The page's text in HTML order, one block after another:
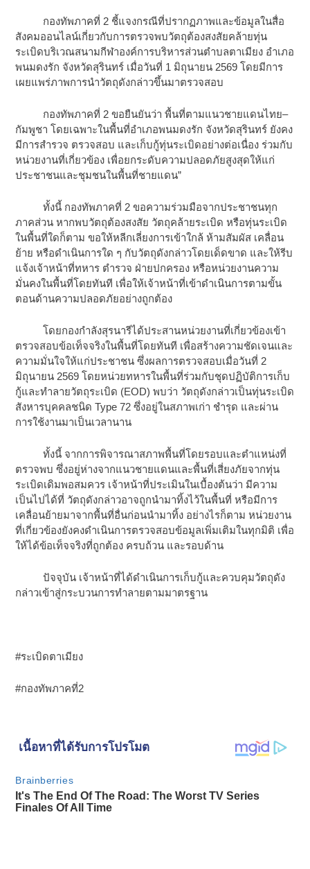
กองทัพภาคที่ 2 ชี้แจงกรณีที่ปรากฏภาพและข้อมูลในสื่อ
สังคมออนไลน์เกี่ยวกับการตรวจพบวัตถุต้องสงสัยคล้ายทุ่น
ระเบิดบริเวณสนามกีฬาองค์การบริหารส่วนตำบลตาเมียง อำเภอ
พนมดงรัก จังหวัดสุรินทร์ เมื่อวันที่ 1 มิถุนายน 2569 โดยมีการ
เผยแพร่ภาพการนำวัตถุดังกล่าวขึ้นมาตรวจสอบ
กองทัพภาคที่ 2 ขอยืนยันว่า พื้นที่ตามแนวชายแดนไทย–
กัมพูชา โดยเฉพาะในพื้นที่อำเภอพนมดงรัก จังหวัดสุรินทร์ ยังคง
มีการสำรวจ ตรวจสอบ และเก็บกู้ทุ่นระเบิดอย่างต่อเนื่อง ร่วมกับ
หน่วยงานที่เกี่ยวข้อง เพื่อยกระดับความปลอดภัยสูงสุดให้แก่
ประชาชนและชุมชนในพื้นที่ชายแดน”
ทั้งนี้ กองทัพภาคที่ 2 ขอความร่วมมือจากประชาชนทุก
ภาคส่วน หากพบวัตถุต้องสงสัย วัตถุคล้ายระเบิด หรือทุ่นระเบิด
ในพื้นที่ใดก็ตาม ขอให้หลีกเลี่ยงการเข้าใกล้ ห้ามสัมผัส เคลื่อน
ย้าย หรือดำเนินการใด ๆ กับวัตถุดังกล่าวโดยเด็ดขาด และให้รีบ
แจ้งเจ้าหน้าที่ทหาร ตำรวจ ฝ่ายปกครอง หรือหน่วยงานความ
มั่นคงในพื้นที่โดยทันที เพื่อให้เจ้าหน้าที่เข้าดำเนินการตามขั้น
ตอนด้านความปลอดภัยอย่างถูกต้อง
โดยกองกำลังสุรนารีได้ประสานหน่วยงานที่เกี่ยวข้องเข้า
ตรวจสอบข้อเท็จจริงในพื้นที่โดยทันที เพื่อสร้างความชัดเจนและ
ความมั่นใจให้แก่ประชาชน ซึ่งผลการตรวจสอบเมื่อวันที่ 2
มิถุนายน 2569 โดยหน่วยทหารในพื้นที่ร่วมกับชุดปฏิบัติการเก็บ
กู้และทำลายวัตถุระเบิด (EOD) พบว่า วัตถุดังกล่าวเป็นทุ่นระเบิด
สังหารบุคคลชนิด Type 72 ซึ่งอยู่ในสภาพเก่า ชำรุด และผ่าน
การใช้งานมาเป็นเวลานาน
ทั้งนี้ จากการพิจารณาสภาพพื้นที่โดยรอบและตำแหน่งที่
ตรวจพบ ซึ่งอยู่ห่างจากแนวชายแดนและพื้นที่เสี่ยงภัยจากทุ่น
ระเบิดเดิมพอสมควร เจ้าหน้าที่ประเมินในเบื้องต้นว่า มีความ
เป็นไปได้ที่ วัตถุดังกล่าวอาจถูกนำมาทิ้งไว้ในพื้นที่ หรือมีการ
เคลื่อนย้ายมาจากพื้นที่อื่นก่อนนำมาทิ้ง อย่างไรก็ตาม หน่วยงาน
ที่เกี่ยวข้องยังคงดำเนินการตรวจสอบข้อมูลเพิ่มเติมในทุกมิติ เพื่อ
ให้ได้ข้อเท็จจริงที่ถูกต้อง ครบถ้วน และรอบด้าน
ปัจจุบัน เจ้าหน้าที่ได้ดำเนินการเก็บกู้และควบคุมวัตถุดัง
กล่าวเข้าสู่กระบวนการทำลายตามมาตรฐาน
#ระเบิดตาเมียง
#กองทัพภาคที่2